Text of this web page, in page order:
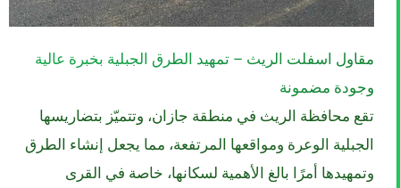
مقاول اسفلت الريث – تمهيد الطرق الجبلية بخبرة عالية
وجودة مضمونة
تقع محافظة الريث في منطقة جازان، وتتميّز بتضاريسها
الجبلية الوعرة ومواقعها المرتفعة، مما يجعل إنشاء الطرق
وتمهيدها أمرًا بالغ الأهمية لسكانها، خاصة في القرى